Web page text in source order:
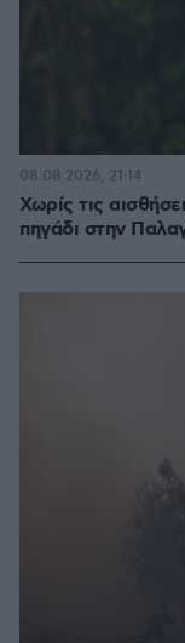
Χωρίς τις
πηγάδι στην
08.08.2026, 21:14